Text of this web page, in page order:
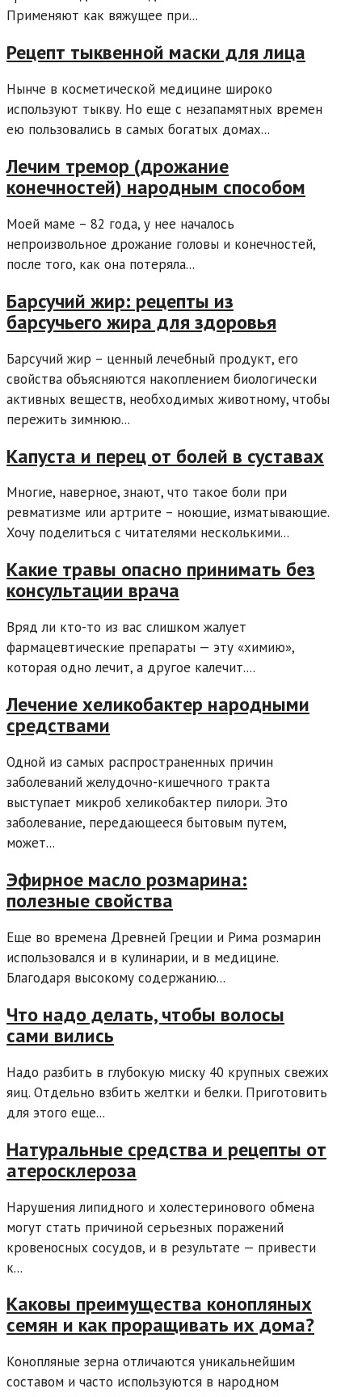
Применяют как вяжущее при...
Рецепт тыквенной маски для лица
Нынче в косметической медицине широко
используют тыкву. Но еще с незапамятных времен
ею пользовались в самых богатых домах...
Лечим тремор (дрожание
конечностей) народным способом
Моей маме – 82 года, у нее началось
непроизвольное дрожание головы и конечностей,
после того, как она потеряла...
Барсучий жир: рецепты из
барсучьего жира для здоровья
Барсучий жир – ценный лечебный продукт, его
свойства объясняются накоплением биологически
активных веществ, необходимых животному, чтобы
пережить зимнюю...
Капуста и перец от болей в суставах
Многие, наверное, знают, что такое боли при
ревматизме или артрите – ноющие, изматывающие.
Хочу поделиться с читателями несколькими...
Какие травы опасно принимать без
консультации врача
Вряд ли кто-то из вас слишком жалует
фармацевтические препараты — эту «химию»,
которая одно лечит, а другое калечит....
Лечение хеликобактер народными
средствами
Одной из самых распространенных причин
заболеваний желудочно-кишечного тракта
выступает микроб хеликобактер пилори. Это
заболевание, передающееся бытовым путем,
может...
Эфирное масло розмарина:
полезные свойства
Еще во времена Древней Греции и Рима розмарин
использовался и в кулинарии, и в медицине.
Благодаря высокому содержанию...
Что надо делать, чтобы волосы
сами вились
Надо разбить в глубокую миску 40 крупных свежих
яиц. Отдельно взбить желтки и белки. Приготовить
для этого еще...
Натуральные средства и рецепты от
атеросклероза
Нарушения липидного и холестеринового обмена
могут стать причиной серьезных поражений
кровеносных сосудов, и в результате — привести
к...
Каковы преимущества конопляных
семян и как проращивать их дома?
Конопляные зерна отличаются уникальнейшим
составом и часто используются в народном